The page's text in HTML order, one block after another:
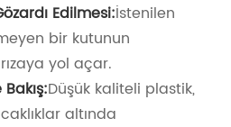
Edilmesi:İstenilen
bir kutunun
yol açar.
Düşük kaliteli plastik,
altında